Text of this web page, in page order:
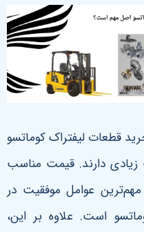
قطعات لیفتراک کوماتسو
دارند. قیمت مناسب
عوامل موفقیت در
است. علاوه بر این،